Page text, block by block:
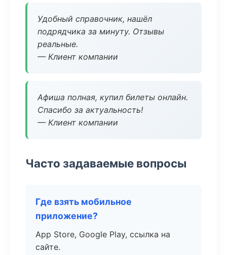
Удобный справочник, нашёл
подрядчика за минуту. Отзывы
реальные.
— Клиент компании
Афиша полная, купил билеты онлайн.
Спасибо за актуальность!
— Клиент компании
Часто задаваемые вопросы
Где взять мобильное
приложение?
App Store, Google Play, ссылка на
сайте.